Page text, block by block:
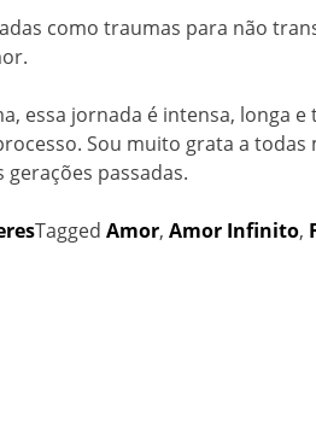
como traumas para não
essa jornada é intensa, longa
Sou muito grata a
passadas.
Tagged Amor, Amor Infinito,